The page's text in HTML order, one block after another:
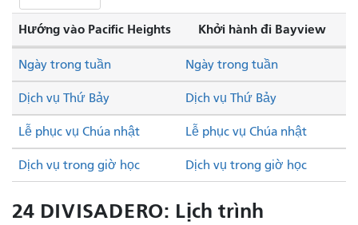
Hướng vào Pacific Heights Khởi hành đi Bayview
Dịch vụ Thứ Bảy Dịch vụ Thứ Bảy
Lễ phục vụ Chúa nhật Lễ phục vụ Chúa nhật
Ngày trong tuần Ngày trong tuần
Dịch vụ trong giờ học Dịch vụ trong giờ học
24 DIVISADERO: Lịch trình